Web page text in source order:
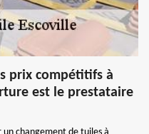
prix compétitifs à
est le prestataire